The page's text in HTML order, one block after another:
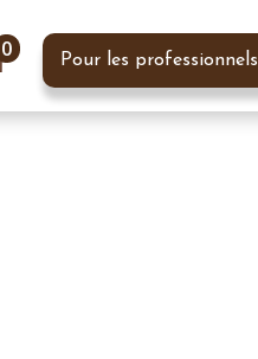
0 Pour les professionnels